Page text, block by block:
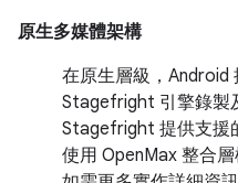
原生多媒體架構
在原生層級，Android
Stagefright 引擎錄製
Stagefright 提供支援
使用 OpenMax 整合